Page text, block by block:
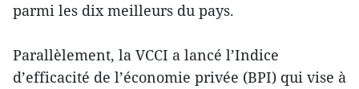
parmi les dix meilleurs du pays.
Parallèlement, la VCCI a lancé l’Indice
d’efficacité de l’économie privée (BPI) qui vise à